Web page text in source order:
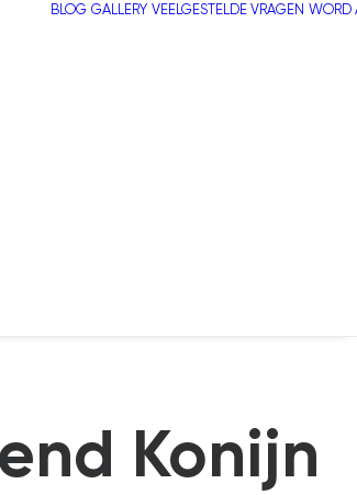
BLOG GALLERY VEELGESTELDE VRAGEN WORD
Konijn